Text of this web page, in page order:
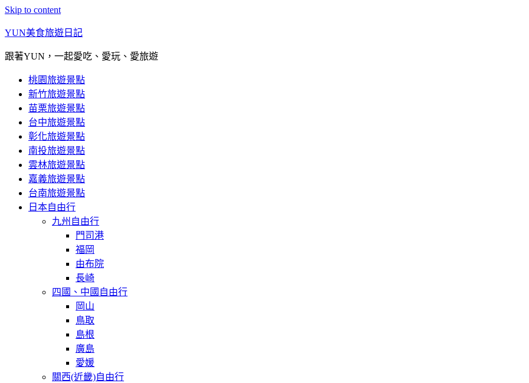
Skip to content
YUN美食旅遊日記
跟著YUN，一起愛吃、愛玩、愛旅遊
桃園旅遊景點
新竹旅遊景點
苗栗旅遊景點
台中旅遊景點
彰化旅遊景點
南投旅遊景點
雲林旅遊景點
嘉義旅遊景點
台南旅遊景點
日本自由行
九州自由行
門司港
福岡
由布院
長崎
四國、中國自由行
岡山
鳥取
島根
廣島
愛媛
關西(近畿)自由行